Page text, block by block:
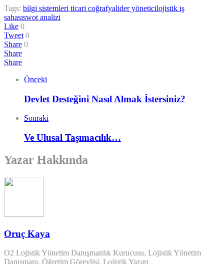
Tags: bilgi sistemleri ticari coğrafyalider yöneticilojistik iş
sahasıswot analizi
Like 0
Tweet 0
Share 0
Share
Share
Önceki
Devlet Desteğini Nasıl Almak İstersiniz?
Sonraki
Ve Ulusal Taşımacılık…
Yazar Hakkında
Oruç Kaya
O2 Lojistik Yönetim Danışmanlık Kurucusu, Lojistik Yönetim
Danışmanı, Öğretim Görevlisi, Lojistik Yazarı